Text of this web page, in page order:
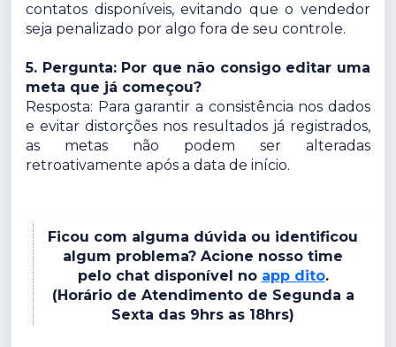
contatos disponíveis, evitando que o vendedor
seja penalizado por algo fora de seu controle.
5. Pergunta: Por que não consigo editar uma
meta que já começou?
Resposta: Para garantir a consistência nos dados
e evitar distorções nos resultados já registrados,
as metas não podem ser alteradas
retroativamente após a data de início.
Ficou com alguma dúvida ou identificou
algum problema? Acione nosso time
pelo chat disponível no app dito.
(Horário de Atendimento de Segunda a
Sexta das 9hrs as 18hrs)